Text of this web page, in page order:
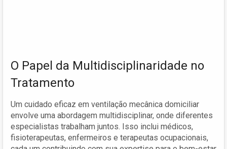
O Papel da Multidisciplinaridade no
Tratamento
Um cuidado eficaz em ventilação mecânica domiciliar
envolve uma abordagem multidisciplinar, onde diferentes
especialistas trabalham juntos. Isso inclui médicos,
fisioterapeutas, enfermeiros e terapeutas ocupacionais,